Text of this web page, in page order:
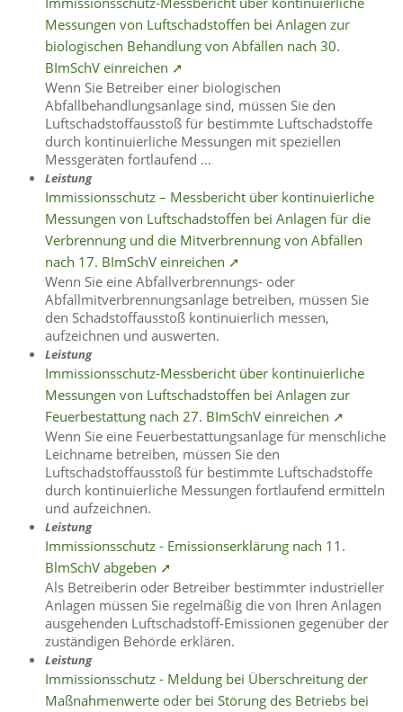
Messungen von Luftschadstoffen bei Anlagen zur
biologischen Behandlung von Abfällen nach 30.
BImSchV einreichen ➚
Wenn Sie Betreiber einer biologischen
Abfallbehandlungsanlage sind, müssen Sie den
Luftschadstoffausstoß für bestimmte Luftschadstoffe
durch kontinuierliche Messungen mit speziellen
Messgeräten fortlaufend …
Leistung
Immissionsschutz – Messbericht über kontinuierliche
Messungen von Luftschadstoffen bei Anlagen für die
Verbrennung und die Mitverbrennung von Abfällen
nach 17. BImSchV einreichen ➚
Wenn Sie eine Abfallverbrennungs- oder
Abfallmitverbrennungsanlage betreiben, müssen Sie
den Schadstoffausstoß kontinuierlich messen,
aufzeichnen und auswerten.
Leistung
Immissionsschutz-Messbericht über kontinuierliche
Messungen von Luftschadstoffen bei Anlagen zur
Feuerbestattung nach 27. BImSchV einreichen ➚
Wenn Sie eine Feuerbestattungsanlage für menschliche
Leichname betreiben, müssen Sie den
Luftschadstoffausstoß für bestimmte Luftschadstoffe
durch kontinuierliche Messungen fortlaufend ermitteln
und aufzeichnen.
Leistung
Immissionsschutz - Emissionserklärung nach 11.
BlmSchV abgeben ➚
Als Betreiberin oder Betreiber bestimmter industrieller
Anlagen müssen Sie regelmäßig die von Ihren Anlagen
ausgehenden Luftschadstoff-Emissionen gegenüber der
zuständigen Behörde erklären.
Leistung
Immissionsschutz - Meldung bei Überschreitung der
Maßnahmenwerte oder bei Störung des Betriebs bei